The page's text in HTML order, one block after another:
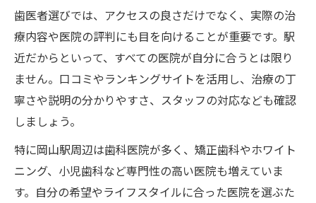
歯医者選びでは、アクセスの良さだけでなく、実際の治
療内容や医院の評判にも目を向けることが重要です。駅
近だからといって、すべての医院が自分に合うとは限り
ません。口コミやランキングサイトを活用し、治療の丁
寧さや説明の分かりやすさ、スタッフの対応なども確認
しましょう。
特に岡山駅周辺は歯科医院が多く、矯正歯科やホワイト
ニング、小児歯科など専門性の高い医院も増えていま
す。自分の希望やライフスタイルに合った医院を選ぶた